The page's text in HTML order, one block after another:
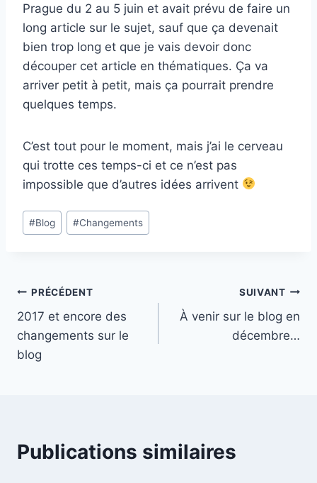
Prague du 2 au 5 juin et avait prévu de faire un
long article sur le sujet, sauf que ça devenait
bien trop long et que je vais devoir donc
découper cet article en thématiques. Ça va
arriver petit à petit, mais ça pourrait prendre
quelques temps.
C’est tout pour le moment, mais j’ai le cerveau
qui trotte ces temps-ci et ce n’est pas
impossible que d’autres idées arrivent
Étiquettes
de
#Blog #Changements
Navigation
de
l’article
PRÉCÉDENT
2017 et encore des
changements sur le
blog
SUIVANT
À venir sur le blog en
décembre…
Publications similaires